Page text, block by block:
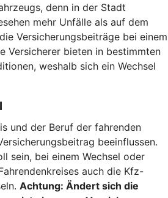
denn in der Stadt
mehr Unfälle als auf dem
Versicherungsbeiträge bei einem
Versicherer bieten in bestimmten
weshalb sich ein Wechsel
und der Beruf der fahrenden
beeinflussen.
sein, bei einem Wechsel oder
auch die Kfz-
Achtung: Ändert sich die